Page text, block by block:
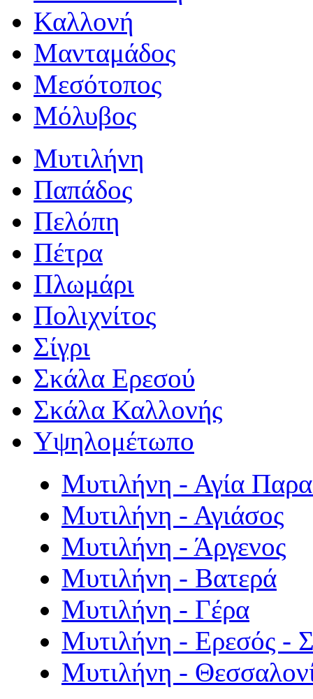
Καλλονή
Μανταμάδος
Μεσότοπος
Μόλυβος
Μυτιλήνη
Παπάδος
Πελόπη
Πέτρα
Πλωμάρι
Πολιχνίτος
Σίγρι
Σκάλα Ερεσού
Σκάλα Καλλονής
Υψηλομέτωπο
Μυτιλήνη - Αγία
Μυτιλήνη - Αγιάσος
Μυτιλήνη - Άργενος
Μυτιλήνη - Βατερά
Μυτιλήνη - Γέρα
Μυτιλήνη - Ερεσός -
Μυτιλήνη -